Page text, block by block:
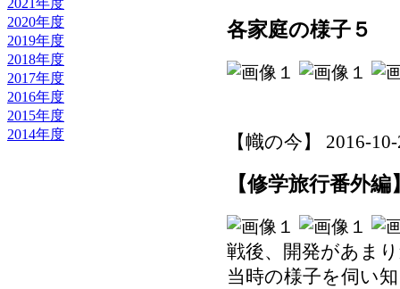
2021年度
2020年度
2019年度
2018年度
2017年度
2016年度
2015年度
2014年度
各家庭の様子５
【幟の今】 2016-
【修学旅行番外
戦後、開発があま
当時の様子を伺い